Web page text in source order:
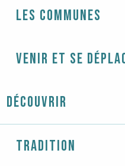
Les communes
Venir et se
Découvrir
Tradition
Pont-l'Abbé